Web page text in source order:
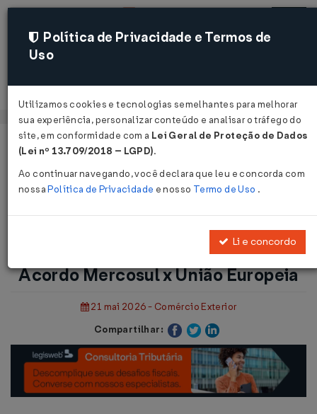
Acessar
Página Inicial
Notícias
Europeia...
Voltar
Portaria Secex nº 501/2026 -
Acordo Mercosul x União Europeia
21 mai 2026 - Comércio Exterior
Compartilhar:
Política de Privacidade e Termos de
Uso
Utilizamos cookies e tecnologias semelhantes para melhorar
sua experiência, personalizar conteúdo e analisar o tráfego do
site, em conformidade com a Lei Geral de Proteção de Dados
(Lei nº 13.709/2018 – LGPD).
Ao continuar navegando, você declara que leu e concorda com
nossaPolítica de Privacidade e nosso Termo de Uso .
Li e concordo